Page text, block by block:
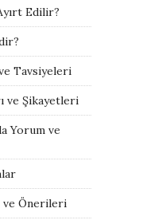
Edilir?
Tavsiyeleri
ve Şikayetleri
Yorum ve
ve Önerileri